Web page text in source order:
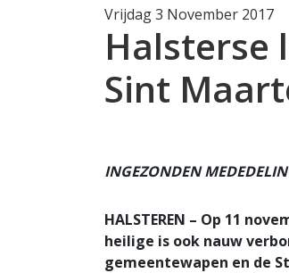
Vrijdag 3 November 2017
Halsterse
Sint
INGEZONDEN
HALSTEREN – Op 11
heilige is ook nauw
gemeentewapen en de